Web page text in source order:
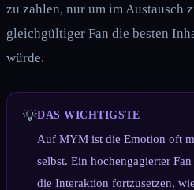
zu zahlen, nur um im Austausch
gleichgültiger Fan die besten
würde.
💡DAS WICHTIGSTE
Auf MYM ist die Emotion oft
selbst. Ein hochengagierter
die Interaktion fortzusetzen,